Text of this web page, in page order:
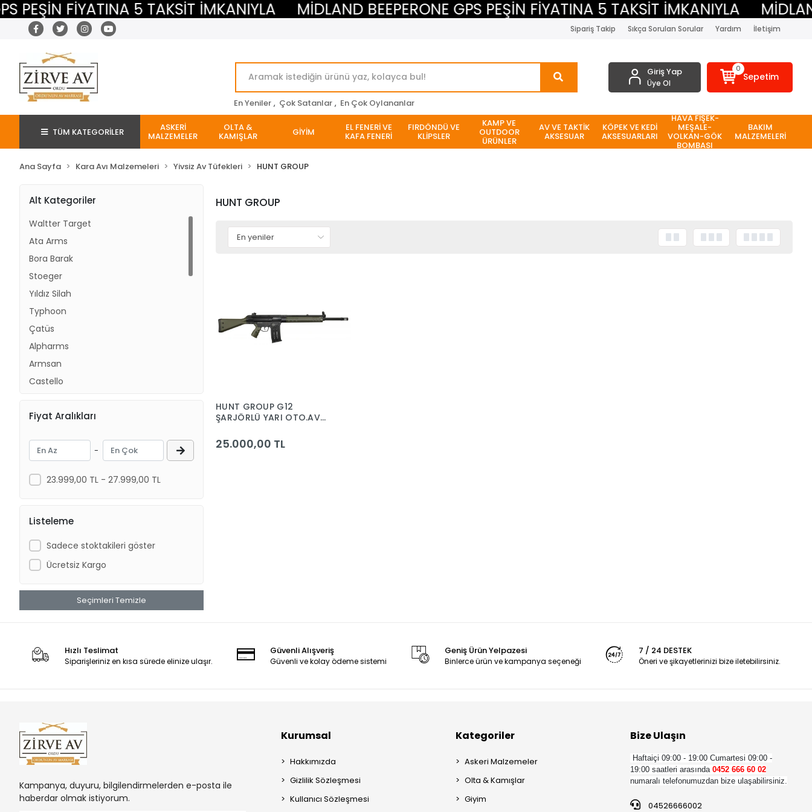
PEŞİN FİYATINA 5 TAKSİT İMKANIYLA MİDLAND BEEPERONE GPS PEŞİN FİYATINA 5 TAKSİT İMKANIYLA
Sipariş Takip Sıkça Sorulan Sorular Yardım İletişim
En Yeniler , Çok Satanlar , En Çok Oylananlar
Giriş Yap
Üye Ol
0
Sepetim
TÜM KATEGORİLER ASKERİ
MALZEMELER
OLTA &
KAMIŞLAR GİYİM EL FENERİ VE
KAFA FENERİ
FIRDÖNDÜ VE
KLİPSLER
KAMP VE
OUTDOOR
ÜRÜNLER
AV VE TAKTİK
AKSESUAR
KÖPEK VE KEDİ
AKSESUARLARI
HAVA FİŞEK-
MEŞALE-
VOLKAN-GÖK
BOMBASI
BAKIM
MALZEMELERİ
Ana Sayfa Kara Avı Malzemeleri Yivsiz Av Tüfekleri HUNT GROUP
Alt Kategoriler
Waltter Target
Ata Arms
Bora Barak
Stoeger
Yıldız Silah
Typhoon
Çatüs
Alpharms
Armsan
Castello
Retay
Özkanlar
Crystal
Ranger Arms
Caretta Arms
İmpala Plus
Khan Arms
Hatsan
Kral Arms
BREDA
HUNT GROUP
Fiyat Aralıkları
-
23.999,00 TL - 27.999,00 TL
Listeleme
Sadece stoktakileri göster
Ücretsiz Kargo
Seçimleri Temizle
HUNT GROUP
HUNT GROUP G12
ŞARJÖRLÜ YARI OTO.AV
25.000,00 TL
Hızlı Teslimat
Siparişleriniz en kısa sürede elinize ulaşır.
Güvenli Alışveriş
Güvenli ve kolay ödeme sistemi
Geniş Ürün Yelpazesi
Binlerce ürün ve kampanya seçeneği
7 / 24 DESTEK
Öneri ve şikayetlerinizi bize iletebilirsiniz.
Kampanya, duyuru, bilgilendirmelerden e-posta ile
haberdar olmak istiyorum.
Kurumsal
Hakkımızda
Gizlilik Sözleşmesi
Kullanıcı Sözleşmesi
Kategoriler
Askeri Malzemeler
Olta & Kamışlar
Giyim
Bize Ulaşın
Haftaiçi 09:00 - 19:00Cumartesi 09:00 -
19:00 saatleri arasında0452 666 60 02
numaralı telefonumuzdan bize ulaşabilirsiniz.
04526666002